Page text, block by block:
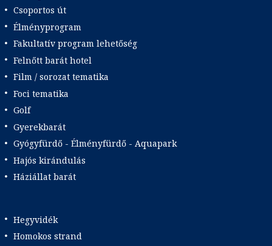
Csoportos út
Élményprogram
Fakultatív program lehetőség
Felnőtt barát hotel
Film / sorozat tematika
Foci tematika
Golf
Gyerekbarát
Gyógyfürdő - Élményfürdő - Aquapark
Hajós kirándulás
Háziállat barát
Hegyvidék
Homokos strand